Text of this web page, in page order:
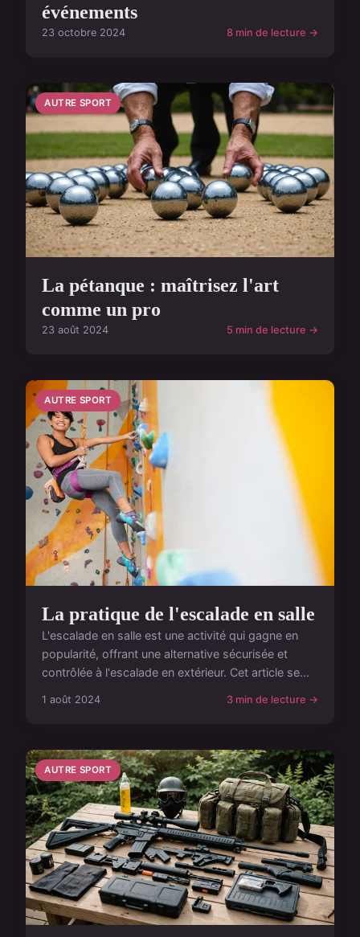
événements
23 octobre 2024 8 min de lecture →
AUTRE SPORT
La pétanque : maîtrisez l'art
comme un pro
23 août 2024 5 min de lecture →
AUTRE SPORT
La pratique de l'escalade en salle
L'escalade en salle est une activité qui gagne en
popularité, offrant une alternative sécurisée et
contrôlée à l'escalade en extérieur. Cet article se...
1 août 2024 3 min de lecture →
AUTRE SPORT